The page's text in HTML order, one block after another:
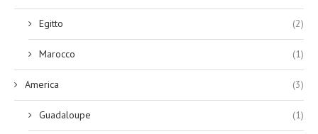
Egitto (2)
Marocco (1)
America (3)
Guadaloupe (1)